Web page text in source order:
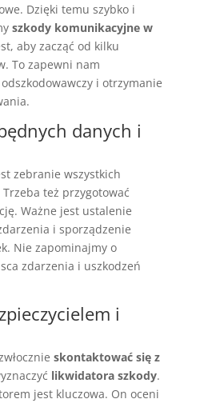
Dzięki temu szybko i
szkody komunikacyjne w
aby zacząć od kilku
To zapewni nam
i otrzymanie
danych i
zebranie wszystkich
też przygotować
Ważne jest ustalenie
i sporządzenie
Nie zapominajmy o
zdarzenia i uszkodzeń
i
skontaktować się z
likwidatora szkody.
jest kluczowa. On oceni